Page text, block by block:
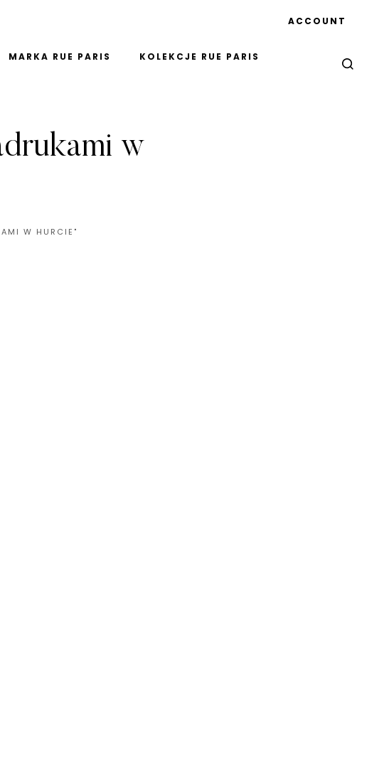
MARKA RUE PARIS KOLEKCJE RUE PARIS
ACCOUNT
w
W HURCIE"